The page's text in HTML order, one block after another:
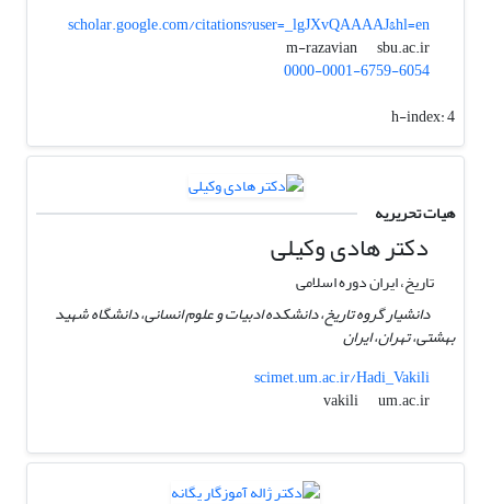
scholar.google.com/citations?user=_lgJXvQAAAAJ&hl=en
m-razavian
sbu.ac.ir
0000-0001-6759-6054
h-index:4
هیات تحریریه
دکتر هادی وکیلی
تاریخ، ایران دوره اسلامی
دانشیار گروه تاریخ، دانشکده ادبیات و علوم انسانی، دانشگاه شهید
بهشتی، تهران، ایران
scimet.um.ac.ir/Hadi_Vakili
vakili
um.ac.ir